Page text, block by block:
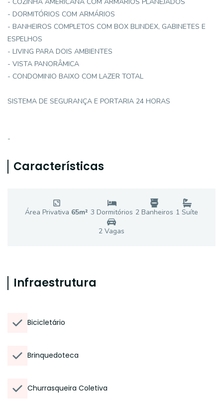
- DORMITÓRIOS COM ARMÁRIOS
- BANHEIROS COMPLETOS COM BOX BLINDEX, GABINETES E
ESPELHOS
- LIVING PARA DOIS AMBIENTES
- VISTA PANORÂMICA
- CONDOMINIO BAIXO COM LAZER TOTAL
SISTEMA DE SEGURANÇA E PORTARIA 24 HORAS
-
Características
Área Privativa 65m² 3 Dormitórios 2 Banheiros 1 Suíte
2 Vagas
Infraestrutura
Bicicletário
Brinquedoteca
Churrasqueira Coletiva